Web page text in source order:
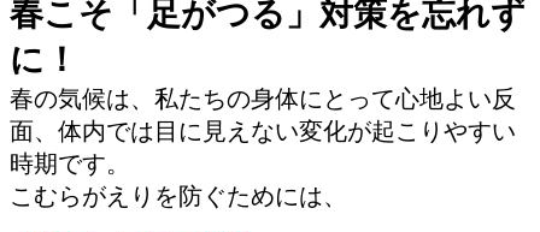
春こそ「足がつる」対策を忘れず
に！
春の気候は、私たちの身体にとって心地よい反
面、体内では目に見えない変化が起こりやすい
時期です。
こむらがえりを防ぐためには、